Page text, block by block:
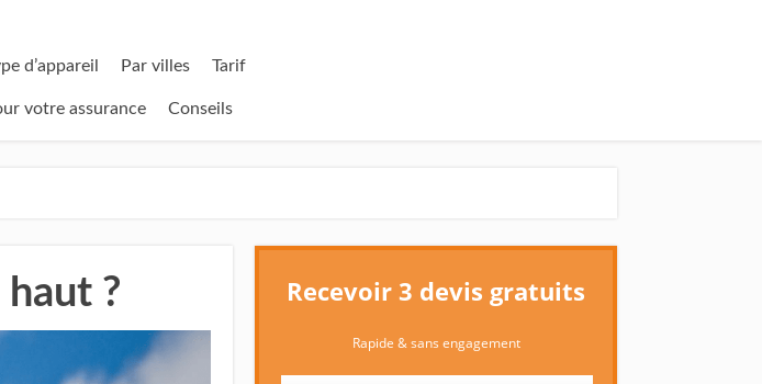
d’appareil Par villes Tarif
votre assurance Conseils
haut ? Recevoir 3 devis gratuits
Rapide & sans engagement